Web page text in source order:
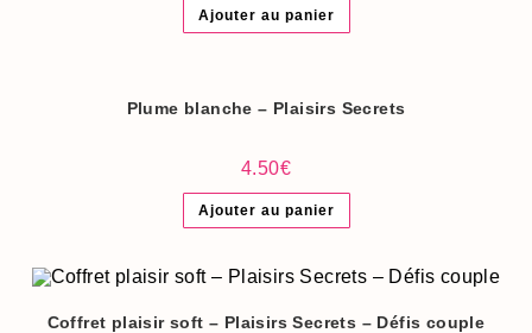
Ajouter au panier
Plume blanche – Plaisirs Secrets
4.50€
Ajouter au panier
Coffret plaisir soft – Plaisirs Secrets – Défis couple